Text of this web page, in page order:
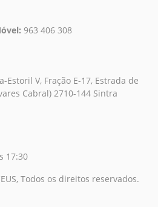
963 406 308
V, Fração E-17, Estrada de
Cabral) 2710-144 Sintra
17:30
Todos os direitos reservados.